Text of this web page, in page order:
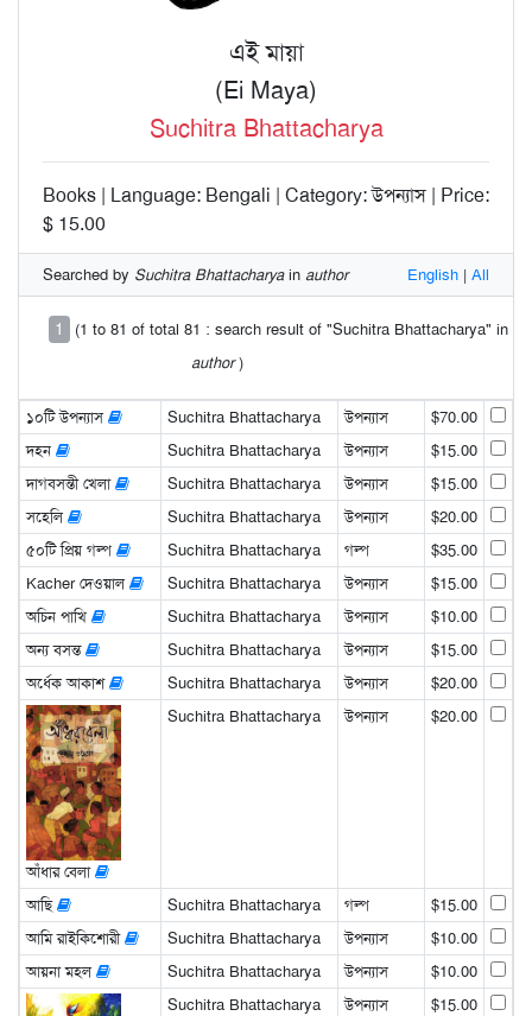
এই মায়া
(Ei Maya)
Suchitra Bhattacharya
Books | Language: Bengali | Category: উপন্যাস | Price:
$ 15.00
Searched by Suchitra Bhattacharyain author English | All
1
(1 to 81 of total 81 : search result of "Suchitra Bhattacharya" in
author)
১০টি উপন্যাস Suchitra Bhattacharya উপন্যাস
$70.00
দহন
Suchitra Bhattacharya উপন্যাস
$15.00
দাগবসন্তী খেলা
Suchitra Bhattacharya উপন্যাস
$15.00
সহেলি
Suchitra Bhattacharya উপন্যাস
$20.00
৫০টি প্রিয় গল্প
Suchitra Bhattacharya গল্প
$35.00
Kacher দেওয়াল
Suchitra Bhattacharya উপন্যাস
$15.00
অচিন পাখি
Suchitra Bhattacharya উপন্যাস
$10.00
অন্য বসন্ত
Suchitra Bhattacharya উপন্যাস
$15.00
অর্ধেক আকাশ
Suchitra Bhattacharya উপন্যাস $20.00
আঁধার বেলা
Suchitra Bhattacharya উপন্যাস $20.00
আছি Suchitra Bhattacharya গল্প
$15.00
আমি রাইকিশোরী
Suchitra Bhattacharya উপন্যাস
$10.00
আয়না মহল
Suchitra Bhattacharya উপন্যাস $10.00
Suchitra Bhattacharya উপন্যাস $15.00